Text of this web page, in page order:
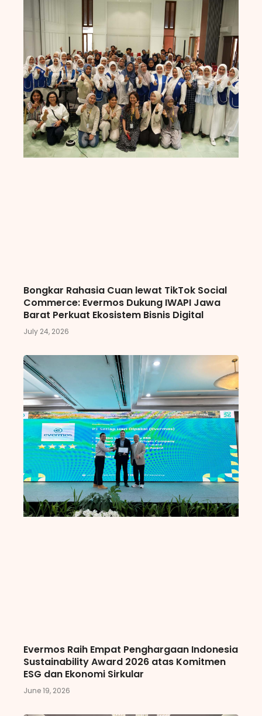
Bongkar Rahasia Cuan lewat TikTok Social
Commerce: Evermos Dukung IWAPI Jawa
Barat Perkuat Ekosistem Bisnis Digital
July 24, 2026
Evermos Raih Empat Penghargaan Indonesia
Sustainability Award 2026 atas Komitmen
ESG dan Ekonomi Sirkular
June 19, 2026